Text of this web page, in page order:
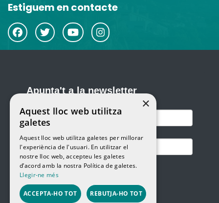
Estiguem en contacte
×
Aquest lloc web utilitza
galetes
Aquest lloc web utilitza galetes per millorar
l'experiència de l'usuari. En utilitzar el
nostre lloc web, accepteu les galetes
d’acord amb la nostra Política de galetes.
Llegir-ne més
ACCEPTA-HO TOT REBUTJA-HO TOT